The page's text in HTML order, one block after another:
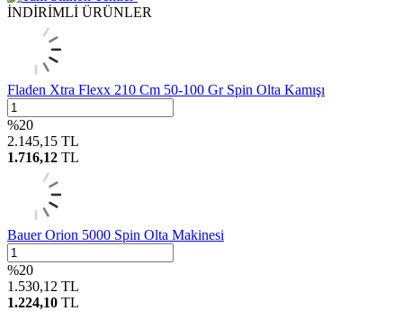
İNDİRİMLİ ÜRÜNLER
Fladen Xtra Flexx 210 Cm 50-100 Gr Spin Olta Kamışı
%20
2.145,15 TL
1.716,12 TL
Bauer Orion 5000 Spin Olta Makinesi
%20
1.530,12 TL
1.224,10 TL